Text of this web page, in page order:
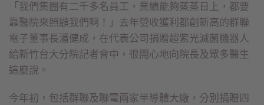
「我們集團有二千多名員工，業績能夠蒸蒸日上，都要
靠醫院來照顧我們啊！」去年營收獲利都創新高的群聯
電子董事長潘健成，在代表公司捐贈超紫光滅菌機器人
給新竹台大分院記者會中，很開心地向院長及眾多醫生
這麼說。
今年初，包括群聯及聯電兩家半導體大廠，分別捐贈四